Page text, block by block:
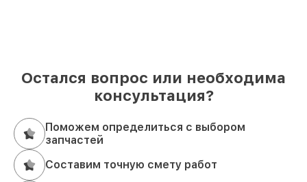
Остался вопрос или необходима
консультация?
Поможем определиться с выбором
запчастей
Составим точную смету работ